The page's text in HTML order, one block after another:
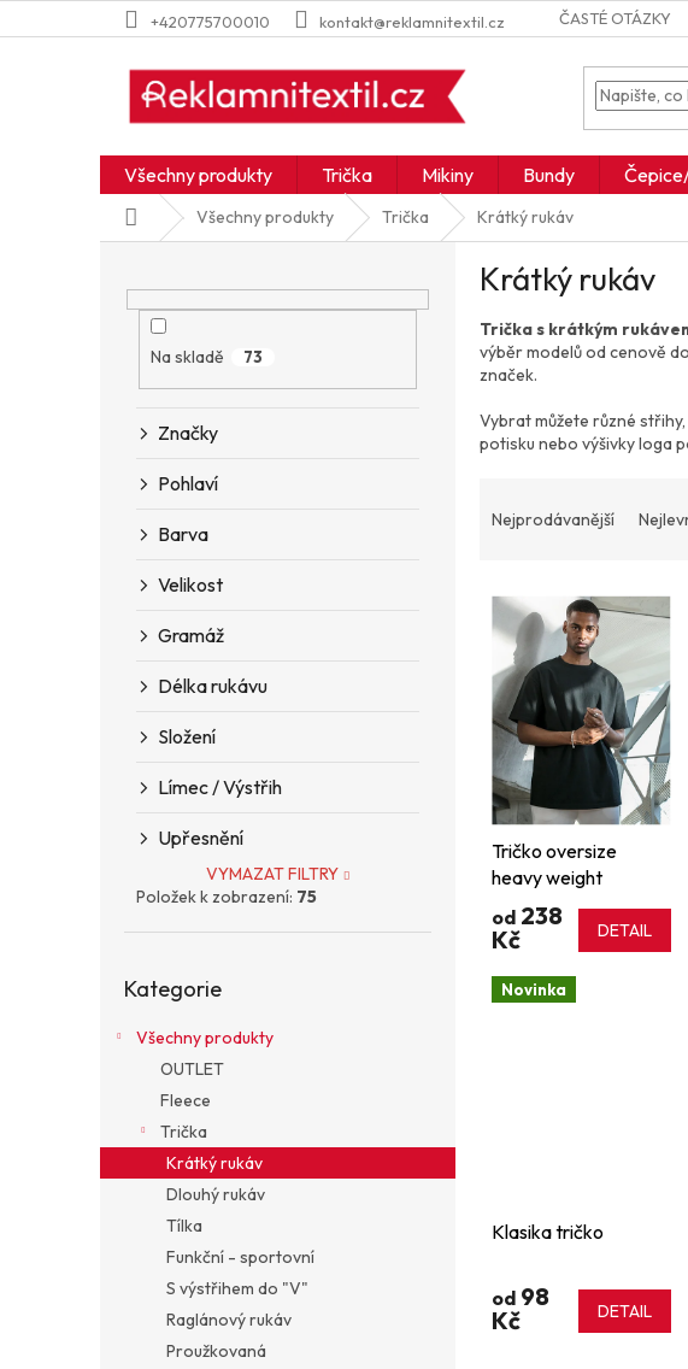
na
+420775700010 kontakt@reklamnitextil.cz ČASTÉ OTÁZKY
Všechny produkty Trička Mikiny Bundy
Domů Všechny produkty Trička Krátký rukáv
Na skladě 73
Značky
Pohlaví
Barva
Velikost
Gramáž
Délka rukávu
Složení
Límec / Výstřih
Upřesnění
VYMAZAT FILTRY
Položek k zobrazení: 75
kategorie
Kategorie
Všechny produkty
OUTLET
Fleece
Trička
Krátký rukáv
Dlouhý rukáv
Tílka
Funkční - sportovní
S výstřihem do "V"
Raglánový rukáv
Proužkovaná
Krátký rukáv
Trička s krátkým
výběr modelů od cenově
značek.
Vybrat můžete různé
potisku nebo výšivky loga
a
o
d
Nejprodávanější
V
p
o
d
Tričko oversize
heavy weight
od 238
Kč
DETAIL
Novinka
Klasika tričko
od 98
Kč
DETAIL